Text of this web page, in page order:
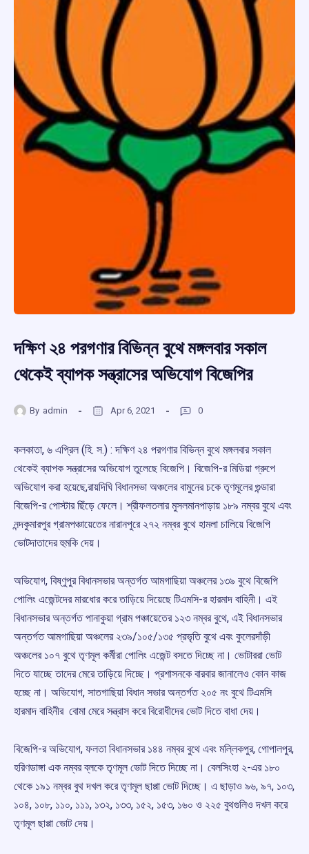
দক্ষিণ ২৪ পরগণার বিভিন্ন বুথে মঙ্গলবার সকাল
থেকেই ব্যাপক সন্ত্রাসের অভিযোগ বিজেপির
By admin Apr 6, 2021 0
কলকাতা, ৬ এপ্রিল (হি. স.) : দক্ষিণ ২৪ পরগণার বিভিন্ন বুথে মঙ্গলবার সকাল
থেকেই ব্যাপক সন্ত্রাসের অভিযোগ তুলেছে বিজেপি। বিজেপি-র মিডিয়া গ্রুপে
অভিযোগ করা হয়েছে,রায়দিঘি বিধানসভা অঞ্চলের বামুনের চকে তৃণমূলের গুন্ডারা
বিজেপি-র পোস্টার ছিঁড়ে ফেলে। শ্রীফলতলার মুসলমানপাড়ায় ১৮৯ নম্বর বুথে এবং
নন্দকুমারপুর গ্রামপঞ্চায়েতের নারানপুরে ২৭২ নম্বর বুথে হামলা চালিয়ে বিজেপি
ভোটদাতাদের হুমকি দেয়।
অভিযোগ, বিষ্ণুপুর বিধানসভার অন্তর্গত আমগাছিয়া অঞ্চলের ১৩৯ বুথে বিজেপি
পোলিং এজেন্টদের মারধোর করে তাড়িয়ে দিয়েছে টিএমসি-র হারমাদ বাহিনী। এই
বিধানসভার অন্তর্গত পানাকুয়া গ্রাম পঞ্চায়েতের ১২৩ নম্বর বুথে, এই বিধানসভার
অন্তর্গত আমগাছিয়া অঞ্চলের ২৩৯/১০৫/১৩৫ প্রভৃতি বুথে এবং কুলেরদাঁড়ী
অঞ্চলের ১০৭ বুথে তৃণমূল কর্মীরা পোলিং এজেন্ট বসতে দিচ্ছে না। ভোটাররা ভোট
দিতে যাচ্ছে তাদের মেরে তাড়িয়ে দিচ্ছে। প্রশাসনকে বারবার জানালেও কোন কাজ
হচ্ছে না। অভিযোগ, সাতগাছিয়া বিধান সভার অন্তর্গত ২০৫ নং বুথে টিএমসি
হারমাদ বাহিনীর বোমা মেরে সন্ত্রাস করে বিরোধীদের ভোট দিতে বাধা দেয়।
বিজেপি-র অভিযোগ, ফলতা বিধানসভার ১৪৪ নম্বর বুথে এবং মল্লিকপুর, গোপালপুর,
হরিণডাঙ্গা এক নম্বর ব্লকে তৃণমূল ভোট দিতে দিচ্ছে না। বেলসিংহা ২-এর ১৮০
থেকে ১৯১ নম্বর বুথ দখল করে তৃণমূল ছাপ্পা ভোট দিচ্ছে। এ ছাড়াও ৯৬, ৯৭, ১০৩,
১০৪, ১০৮, ১১০, ১১১, ১৩২, ১৩৩, ১৫২, ১৫৩, ১৬০ ও ২২৫ বুথগুলিও দখল করে
তৃণমূল ছাপ্পা ভোট দেয়।